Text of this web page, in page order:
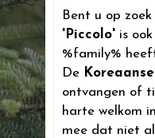
Bent u op
'Piccolo' is
%family%
De
ontvangen of
harte welkom
mee dat niet